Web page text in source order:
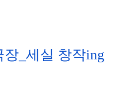
_세실 창작ing